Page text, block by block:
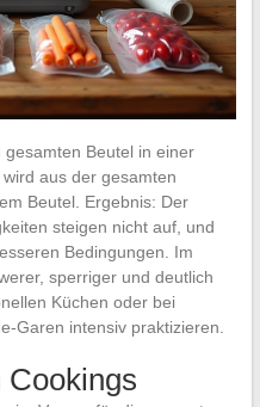
Beutel in einer
aus der gesamten
Beutel. Ergebnis: Der
steigen nicht auf, und
Bedingungen. Im
sperriger und deutlich
Küchen oder bei
Garen intensiv praktizieren.
Cookings